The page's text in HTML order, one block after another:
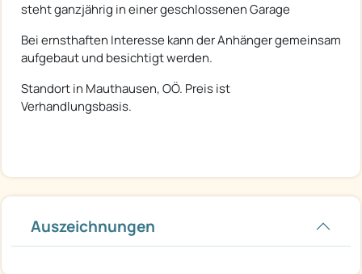
steht ganzjährig in einer geschlossenen Garage
Bei ernsthaften Interesse kann der Anhänger gemeinsam
aufgebaut und besichtigt werden.
Standort in Mauthausen, OÖ. Preis ist
Verhandlungsbasis.
Auszeichnungen